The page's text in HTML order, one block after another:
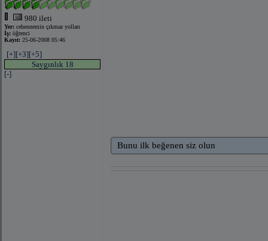
980 ileti
Yer: cehennemin çıkmaz yolları
İş: öğrenci
Kayıt: 25-06-2008 05:46
[+][+3][+5]
Saygınlık 18
[-]
Bunu ilk beğenen siz olun